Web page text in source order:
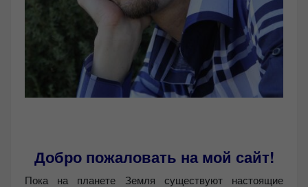
Добро пожаловать на мой сайт!
Пока на планете Земля существуют настоящие